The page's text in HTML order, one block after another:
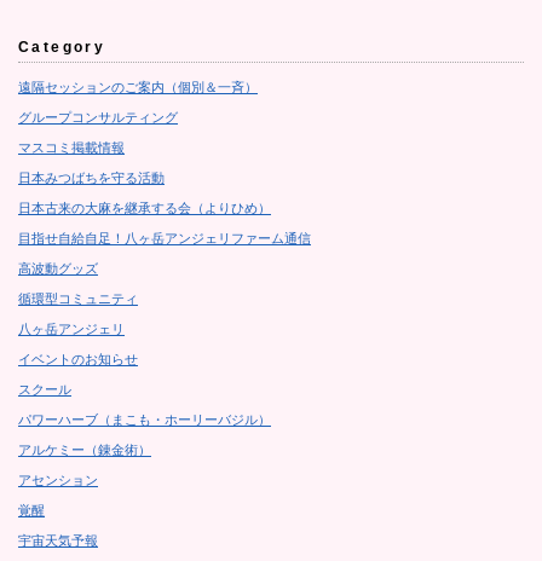
Category
遠隔セッションのご案内（個別＆一斉）
グループコンサルティング
マスコミ掲載情報
日本みつばちを守る活動
日本古来の大麻を継承する会（よりひめ）
目指せ自給自足！八ヶ岳アンジェリファーム通信
高波動グッズ
循環型コミュニティ
八ヶ岳アンジェリ
イベントのお知らせ
スクール
パワーハーブ（まこも・ホーリーバジル）
アルケミー（錬金術）
アセンション
覚醒
宇宙天気予報